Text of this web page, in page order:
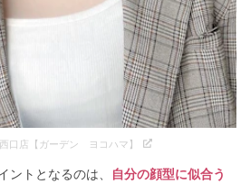
口店【ガーデン ヨコハマ】
ントとなるのは、
自分の顔型に似合う